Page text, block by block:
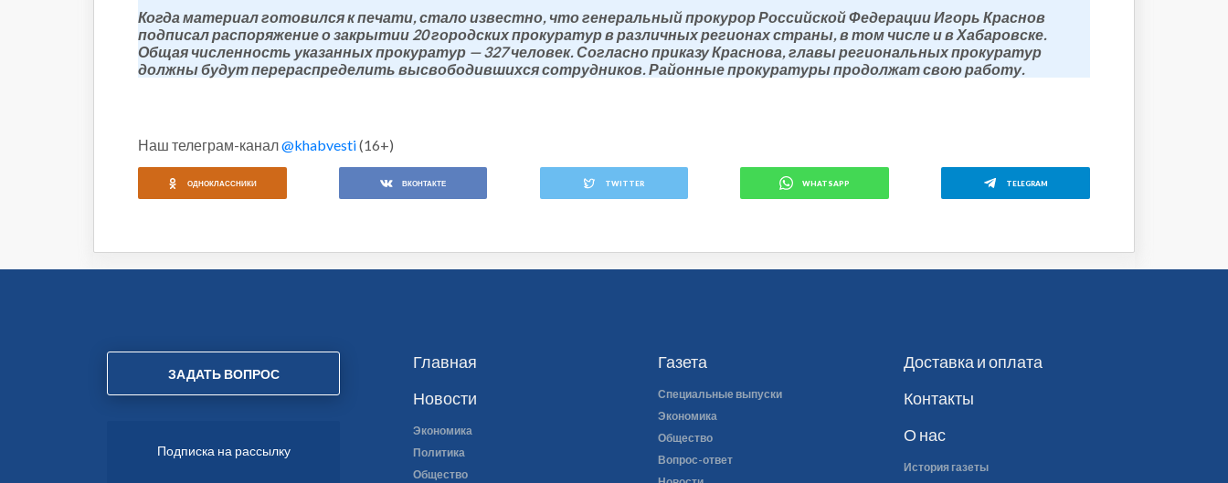
Когда материал готовился к печати, стало известно, что генеральный прокурор Российской Федерации Игорь Краснов
подписал распоряжение о закрытии 20 городских прокуратур в различных регионах страны, в том числе и в Хабаровске.
Общая численность указанных прокуратур — 327 человек. Согласно приказу Краснова, главы региональных прокуратур
должны будут перераспределить высвободившихся сотрудников. Районные прокуратуры продолжат свою работу.
Наш телеграм-канал@khabvesti(16+)
ОДНОКЛАССНИКИ ВКОНТАКТЕ TWITTER WHATSAPP TELEGRAM
Главная
Новости
Экономика
Политика
Общество
Газета
Специальные выпуски
Экономика
Общество
Вопрос-ответ
Доставка и оплата
Контакты
О нас
История газеты
ЗАДАТЬ ВОПРОС
Подписка на рассылку